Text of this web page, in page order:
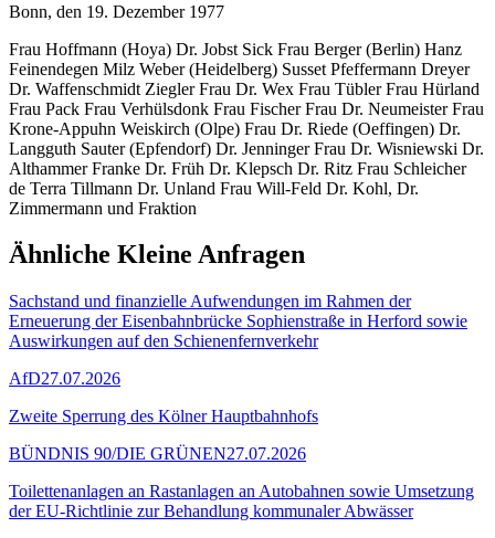
Bonn, den 19. Dezember 1977
Frau Hoffmann (Hoya) Dr. Jobst Sick Frau Berger (Berlin) Hanz
Feinendegen Milz Weber (Heidelberg) Susset Pfeffermann Dreyer
Dr. Waffenschmidt Ziegler Frau Dr. Wex Frau Tübler Frau Hürland
Frau Pack Frau Verhülsdonk Frau Fischer Frau Dr. Neumeister Frau
Krone-Appuhn Weiskirch (Olpe) Frau Dr. Riede (Oeffingen) Dr.
Langguth Sauter (Epfendorf) Dr. Jenninger Frau Dr. Wisniewski Dr.
Althammer Franke Dr. Früh Dr. Klepsch Dr. Ritz Frau Schleicher
de Terra Tillmann Dr. Unland Frau Will-Feld Dr. Kohl, Dr.
Zimmermann und Fraktion
Ähnliche Kleine Anfragen
Sachstand und finanzielle Aufwendungen im Rahmen der
Erneuerung der Eisenbahnbrücke Sophienstraße in Herford sowie
Auswirkungen auf den Schienenfernverkehr
AfD27.07.2026
Zweite Sperrung des Kölner Hauptbahnhofs
BÜNDNIS 90/DIE GRÜNEN27.07.2026
Toilettenanlagen an Rastanlagen an Autobahnen sowie Umsetzung
der EU-Richtlinie zur Behandlung kommunaler Abwässer